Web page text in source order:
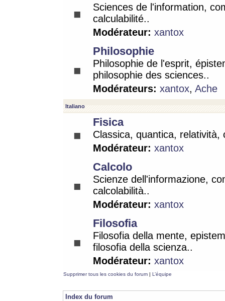
Sciences de l'information,
calculabilité..
Modérateur: xantox
Philosophie
Philosophie de l'esprit,
philosophie des sciences..
Modérateurs: xantox, Ache
Italiano
Fisica
Classica, quantica, relatività,
Modérateur: xantox
Calcolo
Scienze dell'informazione,
calcolabilità..
Modérateur: xantox
Filosofia
Filosofia della mente,
filosofia della scienza..
Modérateur: xantox
Supprimer tous les cookies du forum | L’équipe
Index du forum